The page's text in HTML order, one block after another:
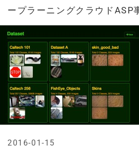
ープラーニングクラウドASP
2016-01-15